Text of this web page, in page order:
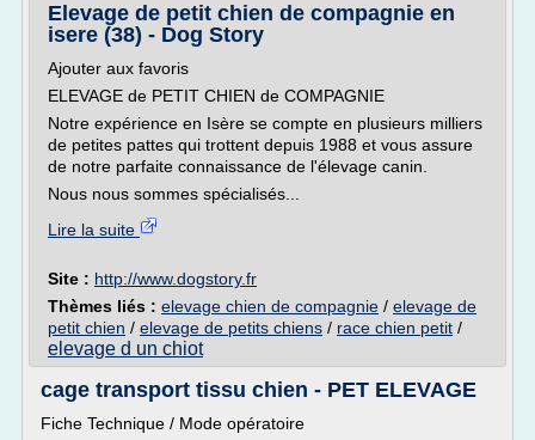
Elevage de petit chien de compagnie en
isere (38) - Dog Story
Ajouter aux favoris
ELEVAGE de PETIT CHIEN de COMPAGNIE
Notre expérience en Isère se compte en plusieurs milliers
de petites pattes qui trottent depuis 1988 et vous assure
de notre parfaite connaissance de l'élevage canin.
Nous nous sommes spécialisés...
Lire la suite
Site : http://www.dogstory.fr
Thèmes liés : elevage chien de compagnie / elevage de
petit chien / elevage de petits chiens / race chien petit /
elevage d un chiot
cage transport tissu chien - PET ELEVAGE
Fiche Technique / Mode opératoire